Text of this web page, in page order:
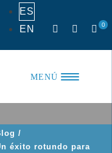
ES
EN
0
MENÚ
/
éxito rotundo para